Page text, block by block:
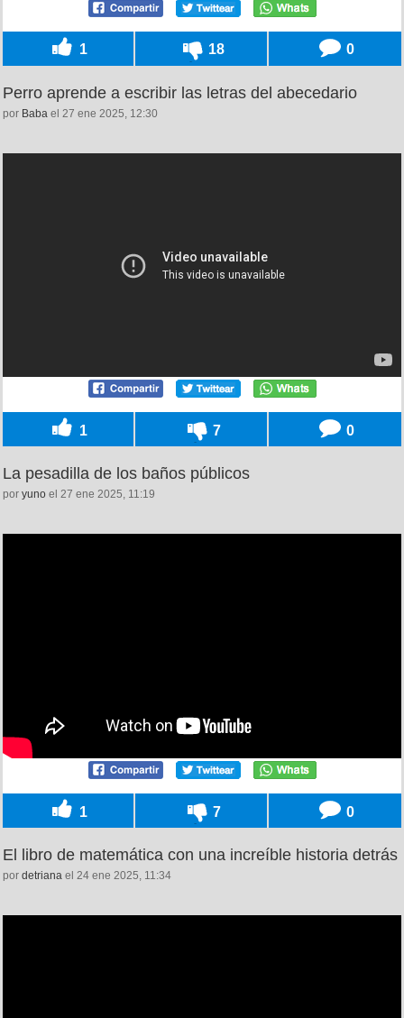
1 18 0
Perro aprende a escribir las letras del abecedario
por Baba el 27 ene 2025, 12:30
1 7 0
La pesadilla de los baños públicos
por yuno el 27 ene 2025, 11:19
1 7 0
El libro de matemática con una increíble historia detrás
por detriana el 24 ene 2025, 11:34